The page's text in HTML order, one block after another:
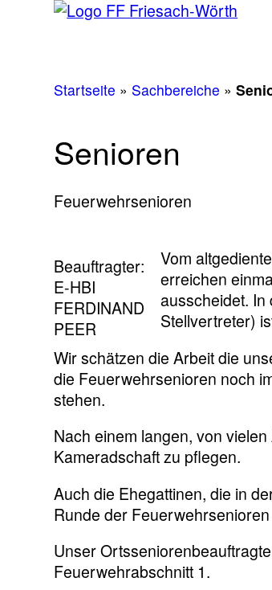
Startseite » Sachbereiche »
Senioren
Feuerwehrsenioren
Beauftragter:
E-HBI
FERDINAND
PEER
Vom
erreichen
ausscheidet. In
Stellvertreter)
Wir schätzen die Arbeit die
die Feuerwehrsenioren noch
stehen.
Nach einem langen, von
Kameradschaft zu pflegen.
Auch die Ehegattinen, die in
Runde der
Unser
Feuerwehrabschnitt 1.